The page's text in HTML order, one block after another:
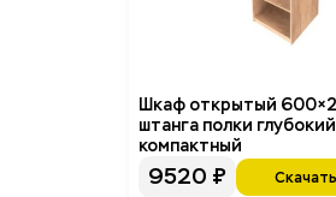
Шкаф открытый
штанга полки глубокий
компактный
9520 ₽